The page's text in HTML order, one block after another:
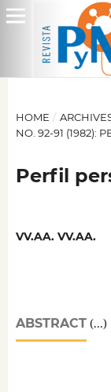
HOME /
NO. 92-91 (1982):
Perfil
VV.AA. VV.AA.
ABSTRACT(...)